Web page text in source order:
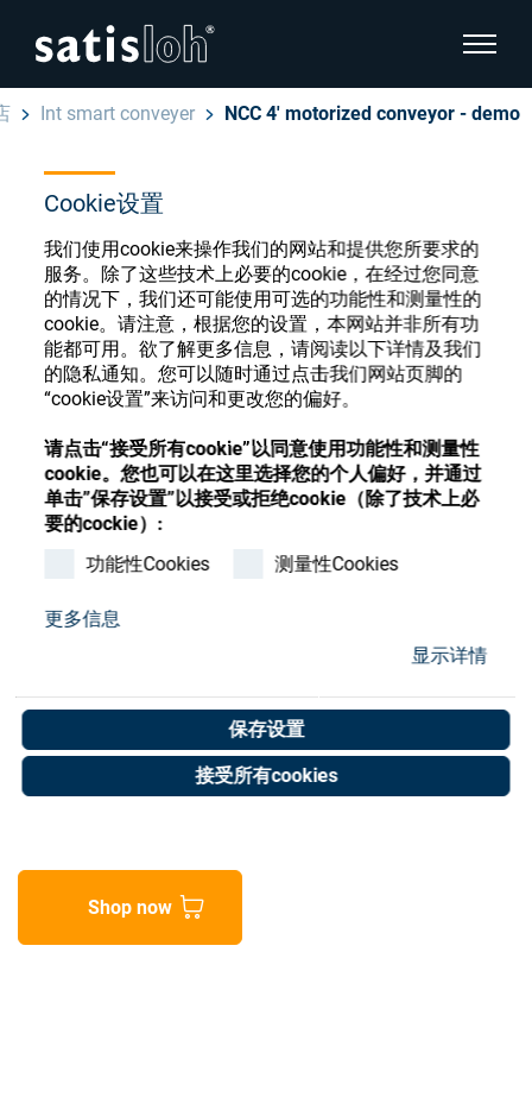
Cookie设置
我们使用cookie来操作我们的网站和提供您所要求的
服务。除了这些技术上必要的cookie，在经过您同意
的情况下，我们还可能使用可选的功能性和测量性的
cookie。请注意，根据您的设置，本网站并非所有功
能都可用。欲了解更多信息，请阅读以下详情及我们
的隐私通知。您可以随时通过点击我们网站页脚的
“cookie设置”来访问和更改您的偏好。
请点击“接受所有cookie”以同意使用功能性和测量性
cookie。您也可以在这里选择您的个人偏好，并通过
单击”保存设置”以接受或拒绝cookie（除了技术上必
要的cockie）:
功能性Cookies
测量性Cookies
更多信息
显示详情
保存设置
接受所有cookies
显示页
汉语
眼镜光学
精密光学
我们是谁
加入我们
隐藏页面导航
English
Deutsch
Español
Français
Int smart conveyer NCC 4' motorized conveyor - demo
眼镜光学耗材商店
注册或登录以访问您的帐户，并了解我们的各
种眼镜光学耗材
注册 登录
conveyor - demo
Art. No. 02074853
Unit of measure : Piece
Shop now